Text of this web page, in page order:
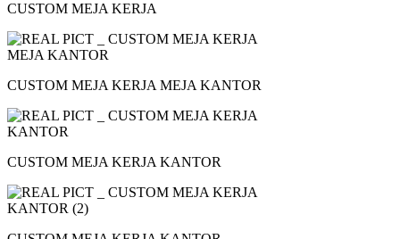
CUSTOM MEJA KERJA
CUSTOM MEJA KERJA MEJA KANTOR
CUSTOM MEJA KERJA KANTOR